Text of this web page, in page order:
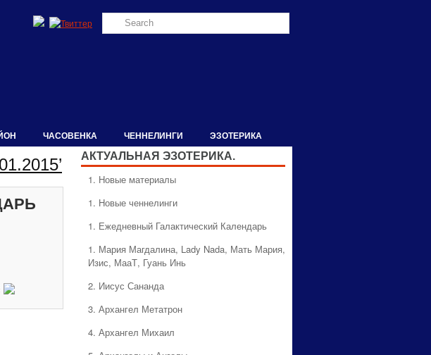
ЧАСОВЕНКА ЧЕННЕЛИНГИ ЭЗОТЕРИКА
АКТУАЛЬНАЯ ЭЗОТЕРИКА.
1. Hовые материалы
1. Hовые ченнелинги
1. Ежедневный Галактический Календарь
1. Мария Магдалина, Lady Nada, Мать Мария,
Изис, МааТ, Гуань Инь
2. Иисус Сананда
3. Архангел Метатрон
4. Архангел Михаил